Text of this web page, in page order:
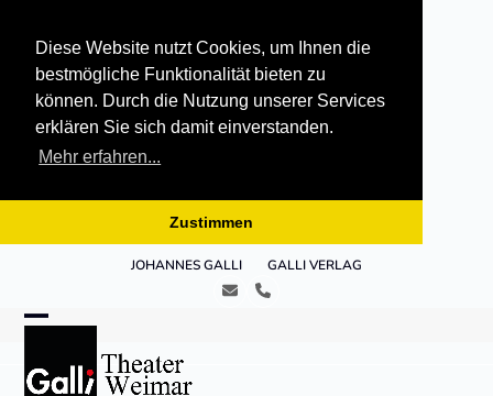
Diese Website nutzt Cookies, um Ihnen die
bestmögliche Funktionalität bieten zu
können. Durch die Nutzung unserer Services
erklären Sie sich damit einverstanden.
Mehr erfahren...
Zustimmen
JOHANNES GALLI GALLI VERLAG
E- Telefon
mobile
mobile